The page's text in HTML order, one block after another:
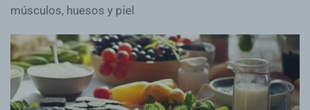
músculos, huesos y piel